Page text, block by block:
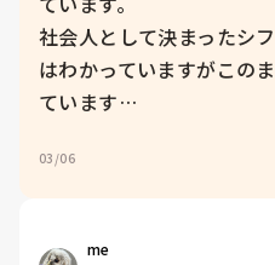
社会人として決まったシ
はわかっていますがこの
ています…
03/06
me